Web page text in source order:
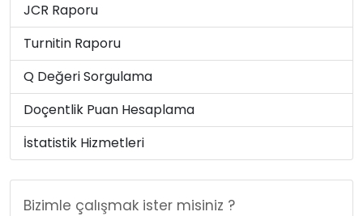
JCR Raporu
Turnitin Raporu
Q Değeri Sorgulama
Doçentlik Puan Hesaplama
İstatistik Hizmetleri
Bizimle çalışmak ister misiniz ?